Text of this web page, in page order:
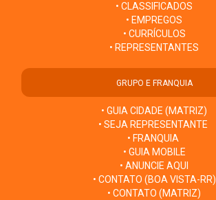
• CLASSIFICADOS
• EMPREGOS
• CURRÍCULOS
• REPRESENTANTES
GRUPO E FRANQUIA
• GUIA CIDADE (MATRIZ)
• SEJA REPRESENTANTE
• FRANQUIA
• GUIA MOBILE
• ANUNCIE AQUI
• CONTATO (BOA VISTA-RR)
• CONTATO (MATRIZ)